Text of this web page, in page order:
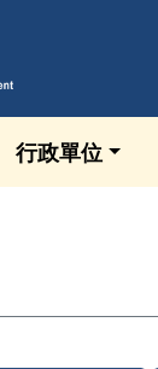
行政單位